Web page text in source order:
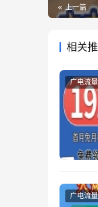
上一篇
相关
广电流
广电流